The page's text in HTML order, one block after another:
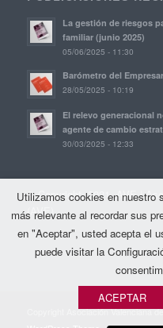
La gestión de riesgos
familiar (junio 2025)
05/06/2025 - 11:30
Barómetro del
28/05/2025 - 10:19
El relevo generacional
agente de cambio
30/03/2025 - 12:33
© Copyright, 2021. AVE |
(AVE)
Copyright Asociación Valenciana
Utilizamos cookies en nuestro
más relevante al recordar sus
en "Aceptar", usted acepta el
puede visitar la
ACEPTAR